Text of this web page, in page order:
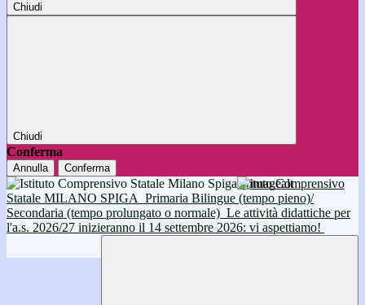
Chiudi
Chiudi
Conferma
Annulla Conferma
Istituto Comprensivo
Statale MILANO SPIGA Primaria Bilingue (tempo pieno)/
Secondaria (tempo prolungato o normale) Le attività didattiche per
l'a.s. 2026/27 inizieranno il 14 settembre 2026: vi aspettiamo!